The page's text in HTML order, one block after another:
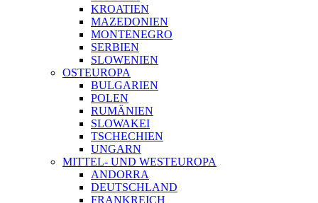
KROATIEN
MAZEDONIEN
MONTENEGRO
SERBIEN
SLOWENIEN
OSTEUROPA
BULGARIEN
POLEN
RUMÄNIEN
SLOWAKEI
TSCHECHIEN
UNGARN
MITTEL- UND WESTEUROPA
ANDORRA
DEUTSCHLAND
FRANKREICH